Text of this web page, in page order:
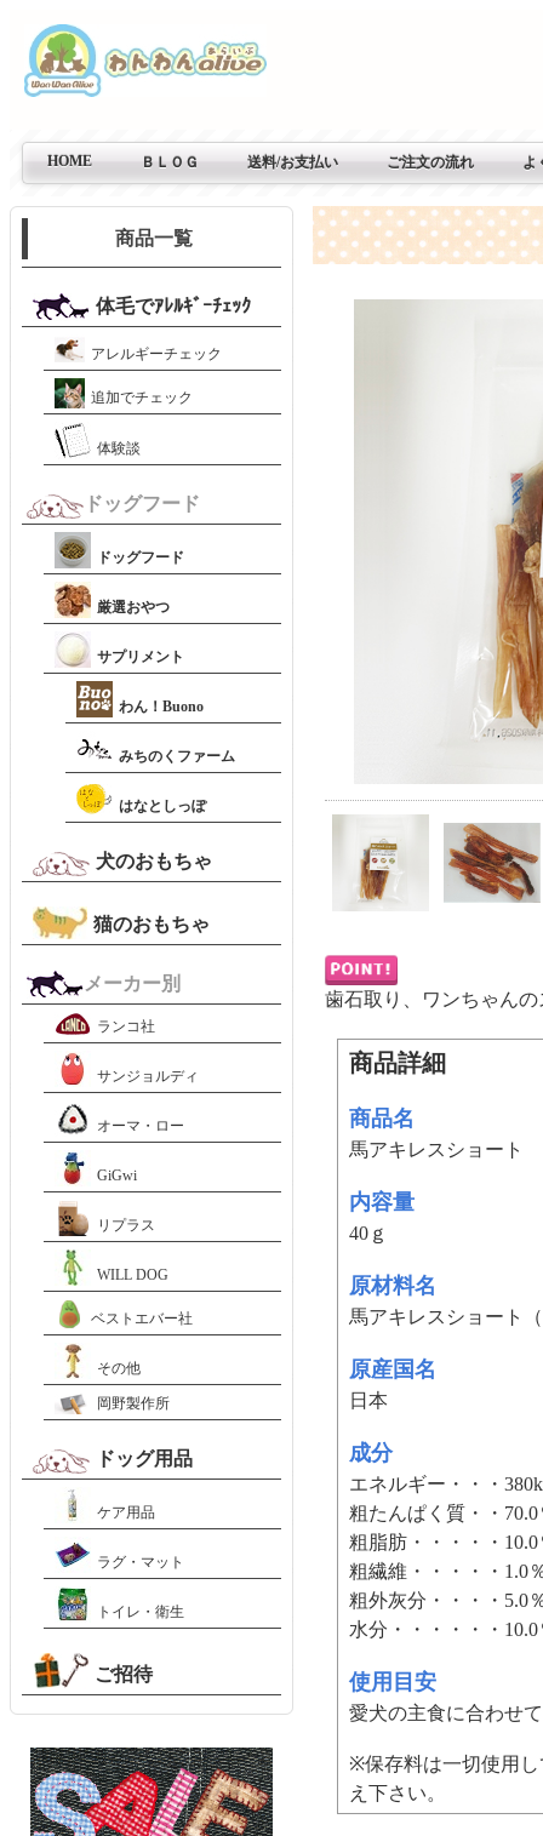
HOME ＢＬＯＧ 送料/お支払い ご注文の流れ よ
歯石取り、ワンちゃん
商品詳細
商品名
馬アキレスショート
内容量
40ｇ
原材料名
馬アキレスショート
原産国名
日本
成分
エネルギー・・・
粗たんぱく質・・
粗脂肪・・・・・
粗繊維・・・・・1.0
粗外灰分・・・・5.0
水分・・・・・・
使用目安
愛犬の主食に合わせ
※保存料は一切使用
え下さい。
商品一覧
体毛でｱﾚﾙｷﾞｰﾁｪｯｸ
アレルギーチェック
追加でチェック
体験談
ドッグフード
ドッグフード
厳選おやつ
サプリメント
わん！Buono
みちのくファーム
はなとしっぽ
犬のおもちゃ
猫のおもちゃ
メーカー別
ランコ社
サンジョルディ
オーマ・ロー
GiGwi
リプラス
WILL DOG
ベストエバー社
その他
岡野製作所
ドッグ用品
ケア用品
ラグ・マット
トイレ・衛生
ご招待